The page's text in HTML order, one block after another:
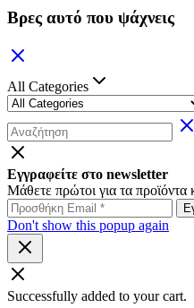
Βρες αυτό που ψάχνεις
All Categories
Εγγραφείτε στο newsletter
Μάθετε πρώτοι για τα προϊόντα
Don't show this popup again
Successfully added to your cart.